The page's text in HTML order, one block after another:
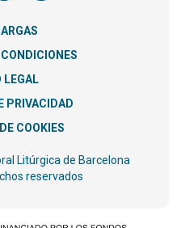
LEGAL
PRIVACIDAD
COOKIES
Litúrgica de Barcelona
reservados